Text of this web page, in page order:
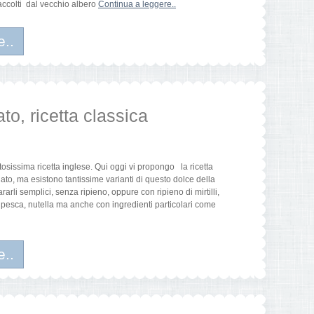
dal vecchio albero Continua a leggere..
ricetta classica
ricetta inglese. Qui oggi vi propongo la ricetta
ma esistono tantissime varianti di questo dolce della
semplici, senza ripieno, oppure con ripieno di mirtilli,
nutella ma anche con ingredienti particolari come